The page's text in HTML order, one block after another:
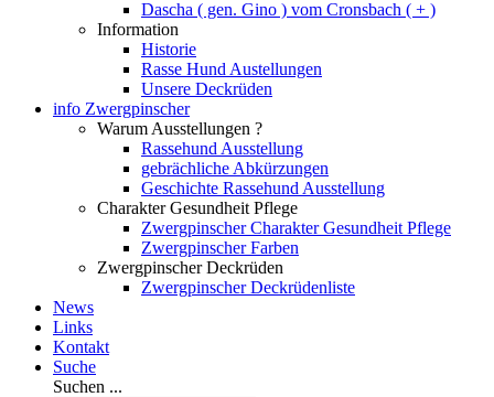
Dascha ( gen. Gino ) vom Cronsbach ( + )
Information
Historie
Rasse Hund Austellungen
Unsere Deckrüden
info Zwergpinscher
Warum Ausstellungen ?
Rassehund Ausstellung
gebrächliche Abkürzungen
Geschichte Rassehund Ausstellung
Charakter Gesundheit Pflege
Zwergpinscher Charakter Gesundheit Pflege
Zwergpinscher Farben
Zwergpinscher Deckrüden
Zwergpinscher Deckrüdenliste
News
Links
Kontakt
Suche
Suchen ...